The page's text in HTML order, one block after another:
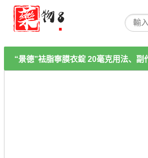
“景德”袪脂寧膜衣錠 20毫克用法、副